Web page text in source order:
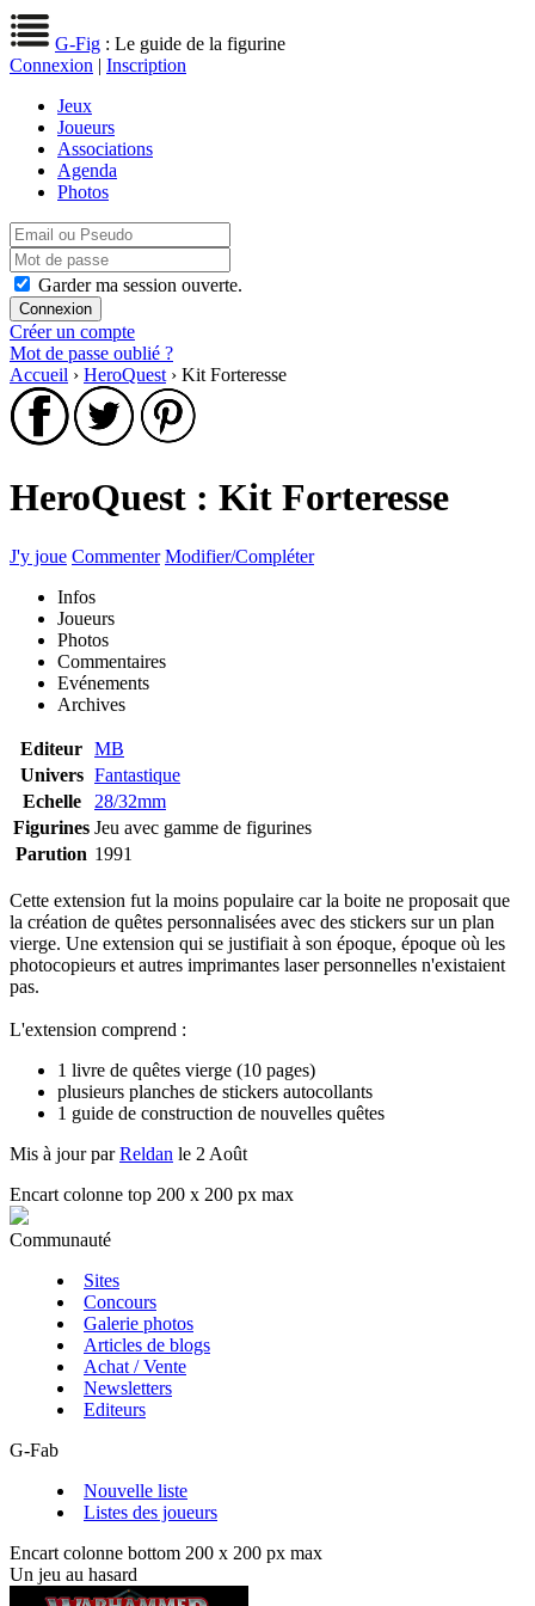
G-Fig : Le guide de la figurine
Connexion | Inscription
Jeux
Joueurs
Associations
Agenda
Photos
Garder ma session ouverte.
Créer un compte
Mot de passe oublié ?
Accueil › HeroQuest › Kit Forteresse
HeroQuest : Kit Forteresse
J'y joue Commenter Modifier/Compléter
Infos
Joueurs
Photos
Commentaires
Evénements
Archives
Editeur MB
Univers Fantastique
Echelle
28/32mm
Figurines Jeu avec gamme de figurines
Parution 1991
Cette extension fut la moins populaire car la boite ne proposait que
la création de quêtes personnalisées avec des stickers sur un plan
vierge. Une extension qui se justifiait à son époque, époque où les
photocopieurs et autres imprimantes laser personnelles n'existaient
pas.
L'extension comprend :
1 livre de quêtes vierge (10 pages)
plusieurs planches de stickers autocollants
1 guide de construction de nouvelles quêtes
Mis à jour parReldan le 2 Août
Encart colonne top 200 x 200 px max
Communauté
Sites
Concours
Galerie photos
Articles de blogs
Achat / Vente
Newsletters
Editeurs
G-Fab
Nouvelle liste
Listes des joueurs
Encart colonne bottom 200 x 200 px max
Un jeu au hasard